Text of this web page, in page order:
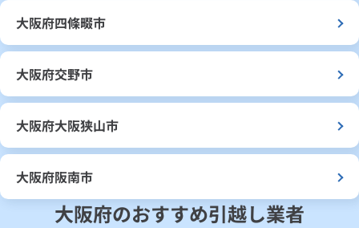
大阪府四條畷市
大阪府交野市
大阪府大阪狭山市
大阪府阪南市
大阪府のおすすめ引越し業者